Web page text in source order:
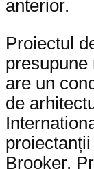
anterior.
Proiectul
presupune
are un
de
Brooker.